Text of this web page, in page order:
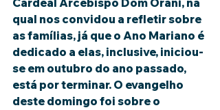
Cardeal Arcebispo Dom Orani, na
qual nos convidou a refletir sobre
as famílias, já que o Ano Mariano é
dedicado a elas, inclusive, iniciou-
se em outubro do ano passado,
está por terminar. O evangelho
deste domingo foi sobre o